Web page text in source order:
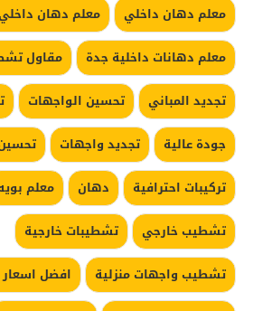
معلم دهان داخلي
معلم دهان
معلم دهانات داخلية جدة
مقاول
تجديد المباني
تحسين الواجهات
جودة عالية
تجديد واجهات
تركيبات احترافية
دهان معلم
تشطيب خارجي
تشطيبات خارجية
تشطيب واجهات منزلية
افضل